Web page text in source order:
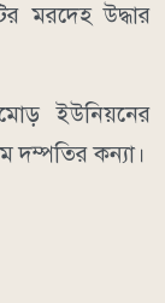
মরদেহ উদ্ধার
ইউনিয়নের
দম্পতির কন্যা।